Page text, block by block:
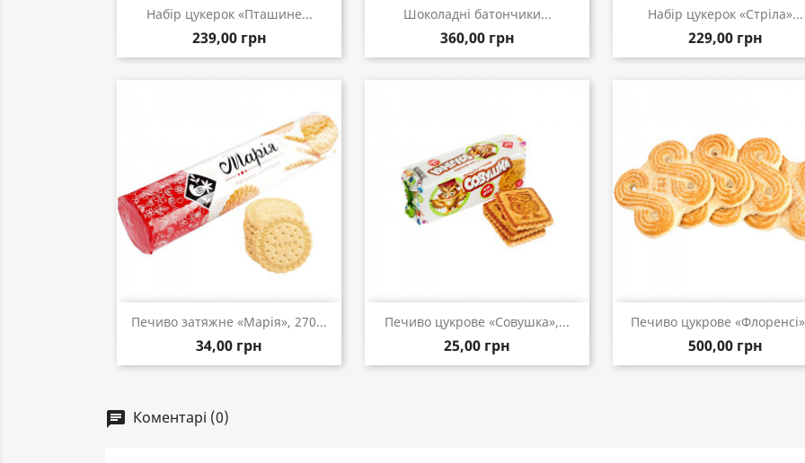
Набір цукерок «Пташине...
239,00 грн
Швидкий перегляд Шоколадні батончики...
360,00 грн
Швидкий перегляд Набір цукерок «Стріла»...
229,00 грн
Швидкий перегляд
Печиво затяжне «Марія», 270...
34,00 грн
Швидкий перегляд Печиво цукрове «Совушка»,...
25,00 грн
Швидкий перегляд Печиво цукрове
500,00 грн
Швидкий перегляд
chat Коментарі (0)